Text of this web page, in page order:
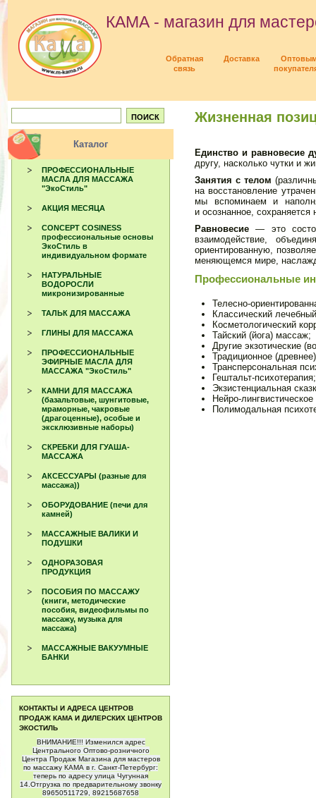
КАМА - магазин для
Обратная
связь
Доставка
Каталог
ПРОФЕССИОНАЛЬНЫЕ
МАСЛА ДЛЯ МАССАЖА
"ЭкоСтиль"
АКЦИЯ МЕСЯЦА
CONCEPT COSINESS
профессиональные основы
ЭкоСтиль в
индивидуальном формате
НАТУРАЛЬНЫЕ
ВОДОРОСЛИ
микронизированные
ТАЛЬК ДЛЯ МАССАЖА
ГЛИНЫ ДЛЯ МАССАЖА
ПРОФЕССИОНАЛЬНЫЕ
ЭФИРНЫЕ МАСЛА ДЛЯ
МАССАЖА "ЭкоСтиль"
КАМНИ ДЛЯ МАССАЖА
(базальтовые, шунгитовые,
мраморные, чакровые
(драгоценные), особые и
эксклюзивные наборы)
СКРЕБКИ ДЛЯ ГУАША-
МАССАЖА
АКСЕССУАРЫ (разные для
массажа))
ОБОРУДОВАНИЕ (печи для
камней)
МАССАЖНЫЕ ВАЛИКИ И
ПОДУШКИ
ОДНОРАЗОВАЯ
ПРОДУКЦИЯ
ПОСОБИЯ ПО МАССАЖУ
(книги, методические
пособия, видеофильмы по
массажу, музыка для
массажа)
МАССАЖНЫЕ ВАКУУМНЫЕ
БАНКИ
КОНТАКТЫ И АДРЕСА ЦЕНТРОВ
ПРОДАЖ КАМА И ДИЛЕРСКИХ ЦЕНТРОВ
ЭКОСТИЛЬ
ВНИМАНИЕ!!! Изменился адрес
Центрального Оптово-розничного
Центра Продаж Магазина для мастеров
по массажу КАМА в г. Санкт-Петербург:
теперь по адресу улица Чугунная
14.Отгрузка по предварительному звонку
89650511729, 89215687658
Жизненная
Единство и равновесие
другу, насколько чутки и
Занятия с телом
на восстановление
мы вспоминаем и
и осознанное,
Равновесие — это
взаимодействие,
ориентированную,
меняющемся мире,
Профессиональные
Телесно-
Классический
Косметологический
Тайский (йога) массаж;
Другие экзотические
Традиционное
Трансперсональная
Гештальт-психотерапия;
Экзистенциальная
Нейро-
Полимодальная